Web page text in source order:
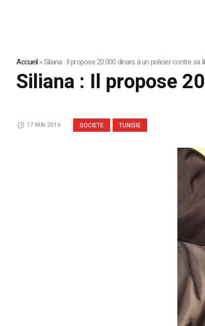
Accueil»Siliana : Il propose 20.000 dinars à un policier contre sa
Siliana : Il propose
SOCIETE TUNISIE
17 MAI 2016